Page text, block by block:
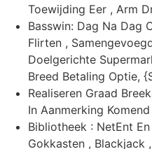
Toewijding Eer , Arm
Basswin: Dag Na Dag
Flirten ,
Doelgerichte
Breed Betaling Optie,
Realiseren Graad
In Aanmerking
Bibliotheek : NetEnt
Gokkasten , Blackjack